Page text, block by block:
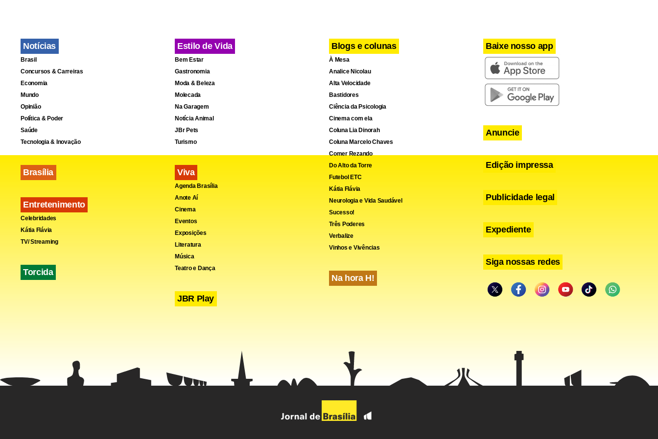
Notícias
Brasil
Concursos & Carreiras
Economia
Mundo
Opinião
Política & Poder
Saúde
Tecnologia & Inovação
Brasília
Entretenimento
Celebridades
Kátia Flávia
TV/ Streaming
Torcida
Estilo de Vida
Bem Estar
Gastronomia
Moda & Beleza
Molecada
Na Garagem
Notícia Animal
JBr Pets
Turismo
Viva
Agenda Brasília
Anote Aí
Cinema
Eventos
Exposições
Literatura
Música
Teatro e Dança
JBR Play
Blogs e colunas
À Mesa
Analice Nicolau
Alta Velocidade
Bastidores
Ciência da Psicologia
Cinema com ela
Coluna Lia Dinorah
Coluna Marcelo Chaves
Comer Rezando
Do Alto da Torre
Futebol ETC
Kátia Flávia
Neurologia e Vida Saudável
Sucesso!
Três Poderes
Verbalize
Vinhos e Vivências
Na hora H!
Baixe nosso app
Anuncie
Edição impressa
Publicidade legal
Expediente
Siga nossas redes